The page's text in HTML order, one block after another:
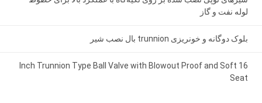
لوله نفت و گاز
بلوک دوگانه و خونریزی trunnion بال نصب شیر
16 Inch Trunnion Type Ball Valve with Blowout Proof and Soft
Seat